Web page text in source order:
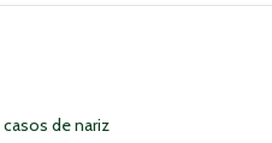
de nariz